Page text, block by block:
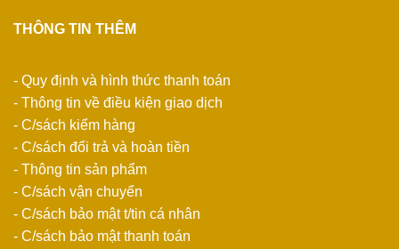
THÔNG TIN THÊM
- Quy định và hình thức thanh toán
- Thông tin về điều kiện giao dịch
- C/sách kiểm hàng
- C/sách đổi trả và hoàn tiền
- Thông tin sản phẩm
- C/sách vận chuyển
- C/sách bảo mật t/tin cá nhân
- C/sách bảo mật thanh toán